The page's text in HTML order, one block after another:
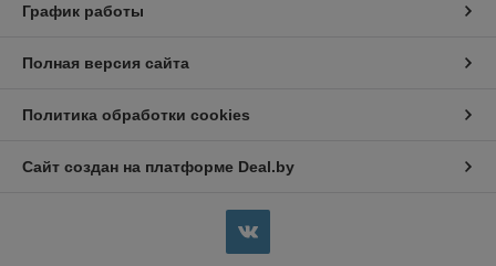
График работы
Полная версия сайта
Политика обработки cookies
Сайт создан на платформе Deal.by